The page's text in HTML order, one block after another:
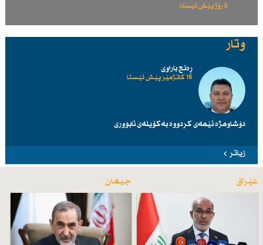
3 رۆژ پێش ئێستا
وتار
ڕەنج باراوی
15 کاتژمێر پێش ئێستا
دۆشاومژە ئێمەی کردووە بەکۆیلەی ئابووری
زیاتر
عێراق جیهان